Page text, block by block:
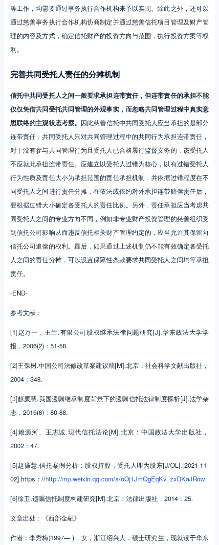
等工作，均需要通过事务执行合作机构来予以实现。除此之外，还可以
通过慈善事务执行合作机构协商制定并通过慈善信托项目管理及财产管
理的内容及方式，确定信托财产的投资方向与范围，执行投资方案等权
利。
完善共同受托人责任的分摊机制
信托中共同受托人之间一般要求承担连带责任，但连带责任的承担不能
仅仅凭借共同受托共同管理的外观事实，而忽略共同管理过程中真实意
思联络的主观状态考察。 因此慈善信托中共同受托人应当承担的是部分
连带责任，共同受托人只对共同管理过程中的共同行为承担连带责任，
对于没有参与共同管理行为且受托人已合格履行监督义务的，该受托人
不应就此承担连带责任。应建立以受托人过错为核心，以有过错受托人
行为性质及责任大小为承担范围的责任承担机制，并依据过错程度在不
同受托人之间进行责任分摊，在依法或依约对外承担连带赔偿责任后，
要根据过错大小确定各受托人的责任比例。另外，责任承担应当考虑共
同受托人之间的专业方向不同，例如非专业财产投资管理的慈善组织受
到信托公司影响从而违反信托相关财产管理约定的，应当允许其保留向
信托公司追偿的权利。最后，如果通过上述机制仍不能有效确定各受托
人之间的责任分摊，可以设置保障性条款要求共同受托人之间均等承担
责任。
-END-
参考文献：
[1]赵万一，王兰.有限公司股权继承法律问题研究[J].华东政法大学学
报，2006(2)：51-58.
[2]王保树.中国公司法修改草案建议稿[M].北京：社会科学文献出版社，
2004：348.
[3]赵廉慧.我国遗嘱继承制度背景下的遗嘱信托法律制度探析[J].法学杂
志，2016(8)：80-88.
[4]赖源河、王志诚.现代信托法论[M].北京：中国政法大学出版社，
2002：47.
[5]赵廉慧.信托案例分析：股权持股，受托人即为股东[J/OL].[2021-11-
02].https：//http://mp.weixin.qq.com/s/oOj1JmQgEqKv_zxDKaJRow.
[6]徐卫.遗嘱信托制度构建研究[M].北京：法律出版社，2014：25.
文章出处：《西部金融》
作者：李秀梅(1997— )，女，浙江绍兴人，硕士研究生，现就读于华东